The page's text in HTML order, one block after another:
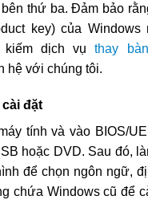
thứ ba. Đảm bảo
key) của Windows
kiếm dịch vụthay
hệ với chúng tôi.
cài đặt
tính và vào BIOS/
hoặc DVD. Sau đó,
để chọn ngôn ngữ,
chứa Windows cũ để